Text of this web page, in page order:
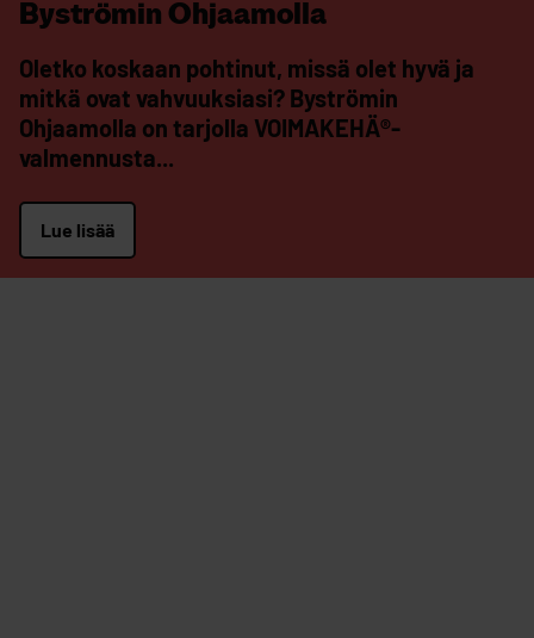
Byströmin Ohjaamolla
Oletko koskaan pohtinut, missä olet hyvä ja
mitkä ovat vahvuuksiasi? Byströmin
Ohjaamolla on tarjolla VOIMAKEHÄ®-
valmennusta...
Lue lisää